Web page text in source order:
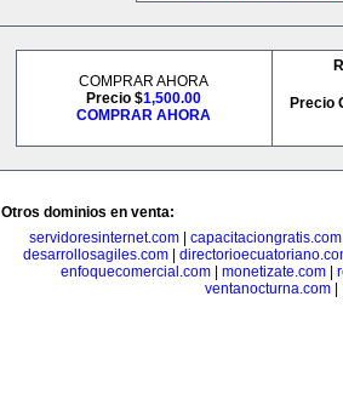
COMPRAR AHORA
Precio $1,500.00
COMPRAR AHORA
Precio
Otros dominios en venta:
servidoresinternet.com| capacitaciongratis.com
desarrollosagiles.com
enfoquecomercial.com
monetizate.com
ventanocturna.com